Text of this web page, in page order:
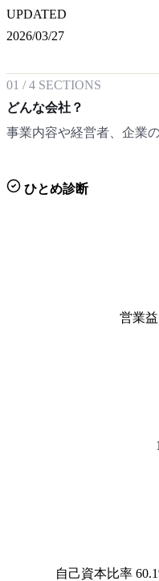
UPDATED
2026/03/27
01 /4 SECTIONS
どんな会社？
事業内容や経営者、企業
ひとめ診断
営業
自己資本比率